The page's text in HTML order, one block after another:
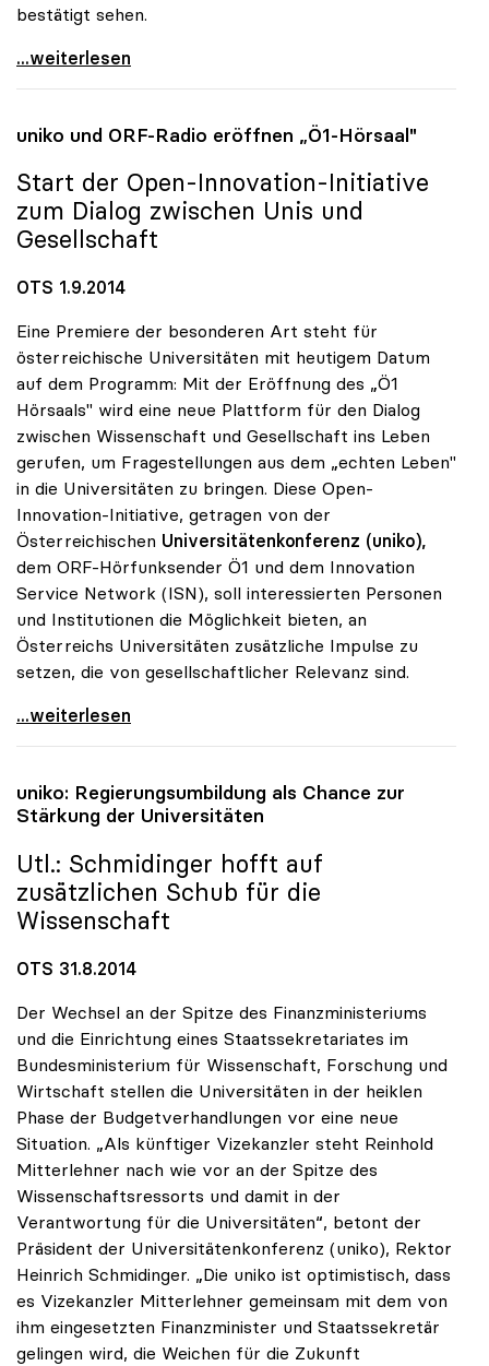
bestätigt sehen.
Uni-Budget: Rektoren für „Investitionen in
...weiterlesen
uniko und ORF-Radio eröffnen „Ö1-Hörsaal"
Start der Open-Innovation-Initiative
zum Dialog zwischen Unis und
Gesellschaft
OTS 1.9.2014
Eine Premiere der besonderen Art steht für
österreichische Universitäten mit heutigem Datum
auf dem Programm: Mit der Eröffnung des „Ö1
Hörsaals" wird eine neue Plattform für den Dialog
zwischen Wissenschaft und Gesellschaft ins Leben
gerufen, um Fragestellungen aus dem „echten Leben"
in die Universitäten zu bringen. Diese Open-
Innovation-Initiative, getragen von der
Österreichischen Universitätenkonferenz (uniko),
dem ORF-Hörfunksender Ö1 und dem Innovation
Service Network (ISN), soll interessierten Personen
und Institutionen die Möglichkeit bieten, an
Österreichs Universitäten zusätzliche Impulse zu
setzen, die von gesellschaftlicher Relevanz sind.
uniko und ORF-Radio eröffnen „Ö1-Hörsaal\"
...weiterlesen
uniko: Regierungsumbildung als Chance zur
Stärkung der Universitäten
Utl.: Schmidinger hofft auf
zusätzlichen Schub für die
Wissenschaft
OTS 31.8.2014
Der Wechsel an der Spitze des Finanzministeriums
und die Einrichtung eines Staatssekretariates im
Bundesministerium für Wissenschaft, Forschung und
Wirtschaft stellen die Universitäten in der heiklen
Phase der Budgetverhandlungen vor eine neue
Situation. „Als künftiger Vizekanzler steht Reinhold
Mitterlehner nach wie vor an der Spitze des
Wissenschaftsressorts und damit in der
Verantwortung für die Universitäten“, betont der
Präsident der Universitätenkonferenz (uniko), Rektor
Heinrich Schmidinger. „Die uniko ist optimistisch, dass
es Vizekanzler Mitterlehner gemeinsam mit dem von
ihm eingesetzten Finanzminister und Staatssekretär
gelingen wird, die Weichen für die Zukunft